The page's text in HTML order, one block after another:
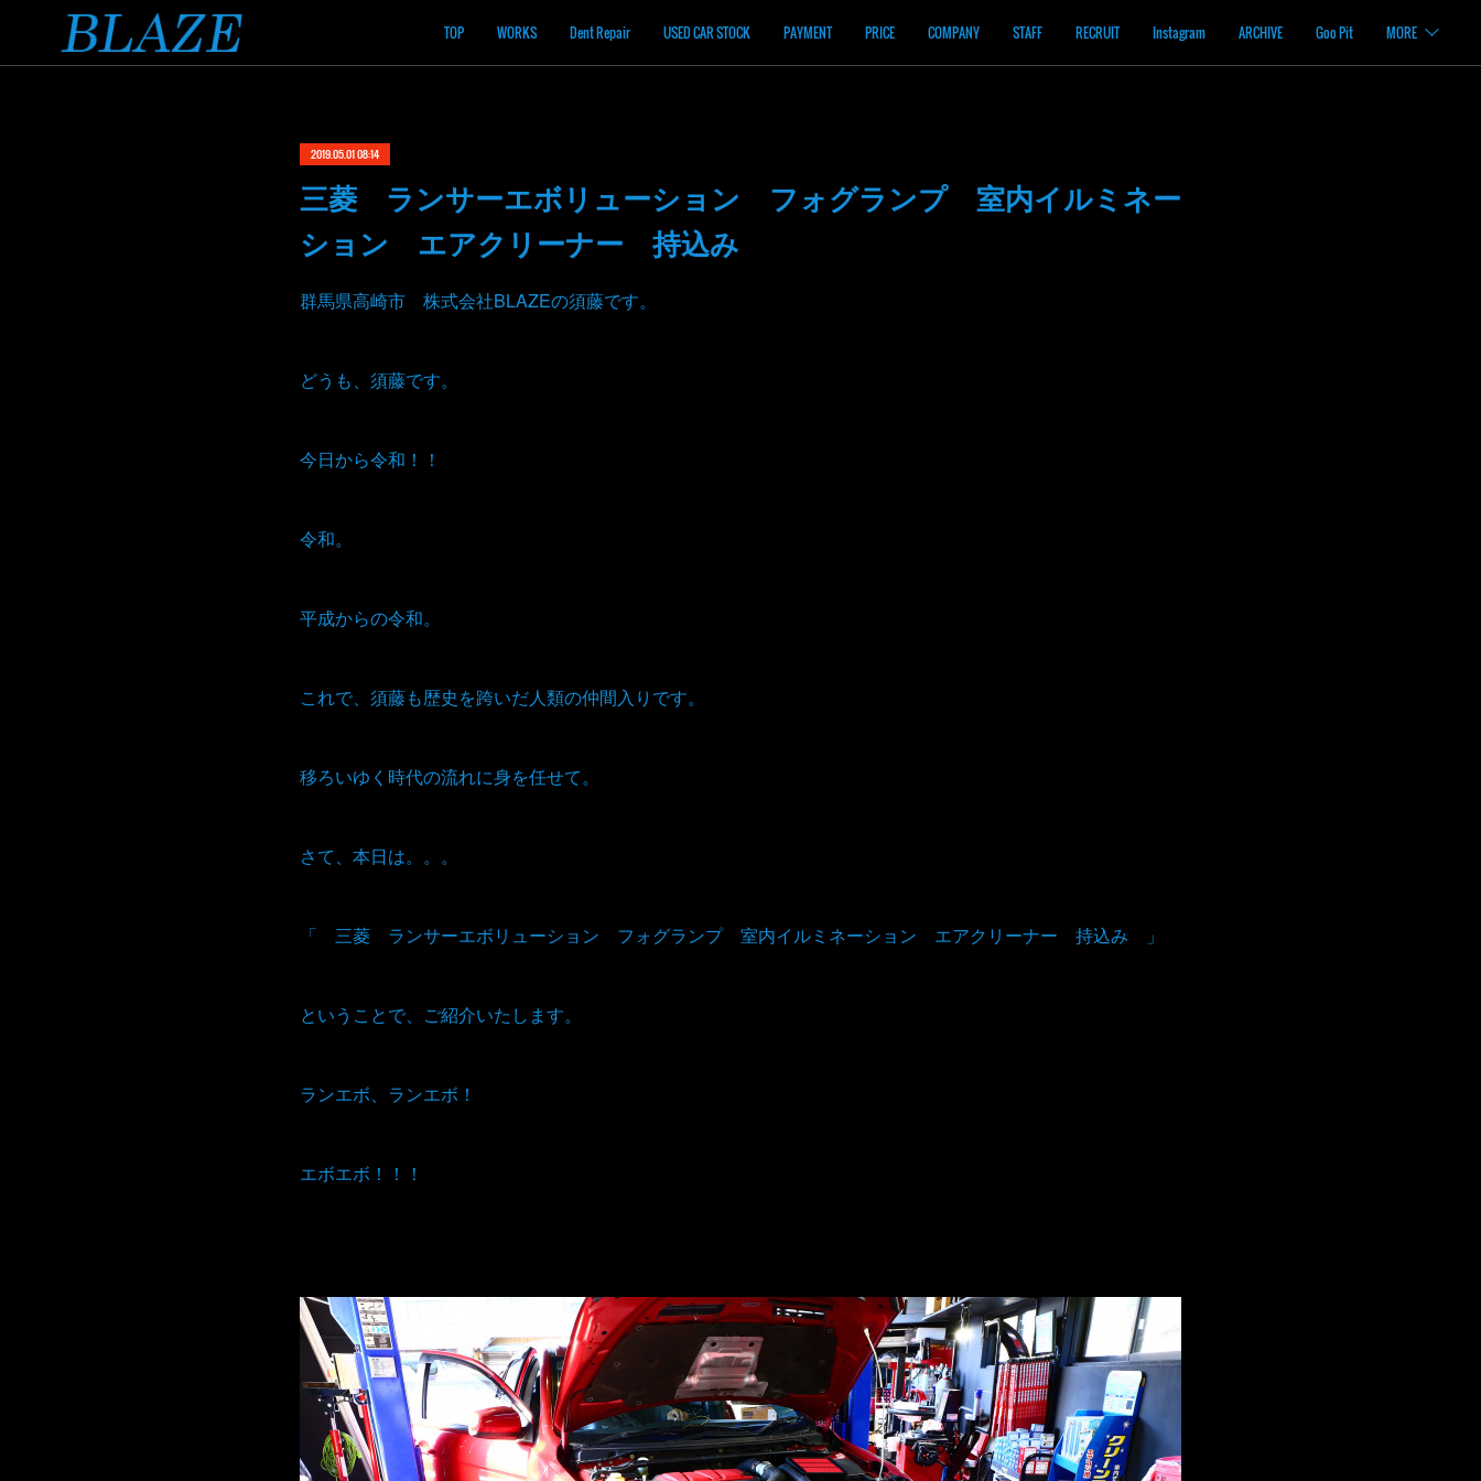
TOP WORKS Dent Repair USED CAR STOCK PAYMENT PRICE COMPANY STAFF RECRUIT Instagram ARCHIVE Goo Pit MORE
2019.05.01 08:14
三菱 ランサーエボリューション フォグランプ 室内イルミネー
ション エアクリーナー 持込み
群馬県高崎市 株式会社BLAZEの須藤です。
どうも、須藤です。
今日から令和！！
令和。
平成からの令和。
これで、須藤も歴史を跨いだ人類の仲間入りです。
移ろいゆく時代の流れに身を任せて。
さて、本日は。。。
「 三菱 ランサーエボリューション フォグランプ 室内イルミネーション エアクリーナー 持込み 」
ということで、ご紹介いたします。
ランエボ、ランエボ！
エボエボ！！！